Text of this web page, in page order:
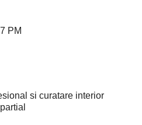
PM
si curatare interior